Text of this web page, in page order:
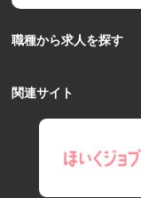
職種から求人を探す
関連サイト